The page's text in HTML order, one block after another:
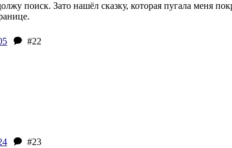
поиск. Зато нашёл сказку, которая пугала меня
#22
#23